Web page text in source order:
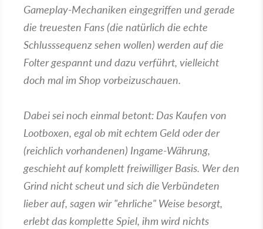
Gameplay-Mechaniken eingegriffen und gerade
die treuesten Fans (die natürlich die echte
Schlusssequenz sehen wollen) werden auf die
Folter gespannt und dazu verführt, vielleicht
doch mal im Shop vorbeizuschauen.
Dabei sei noch einmal betont: Das Kaufen von
Lootboxen, egal ob mit echtem Geld oder der
(reichlich vorhandenen) Ingame-Währung,
geschieht auf komplett freiwilliger Basis. Wer den
Grind nicht scheut und sich die Verbündeten
lieber auf, sagen wir "ehrliche" Weise besorgt,
erlebt das komplette Spiel, ihm wird nichts